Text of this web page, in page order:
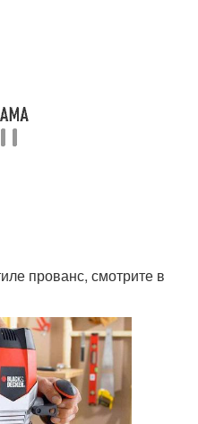
прованс, смотрите в